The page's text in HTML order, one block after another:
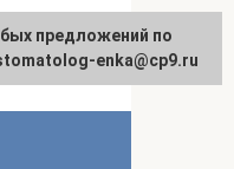
предложений по
enka@cp9.ru